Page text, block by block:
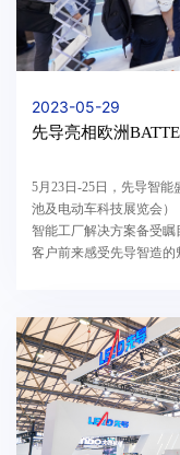
2023-05-29
先导亮相欧洲
5月23日-25日，先导智能
池及电动车科技展览会）
智能工厂解决方案备受
客户前来感受先导智造的